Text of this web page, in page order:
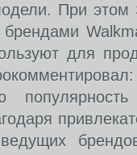
При этом
брендами
для